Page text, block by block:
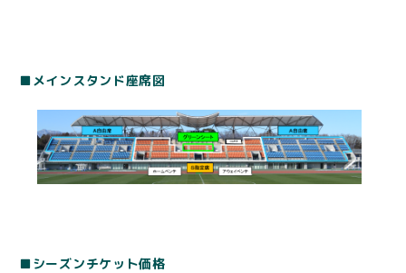
■メインスタンド座席図
■シーズンチケット価格